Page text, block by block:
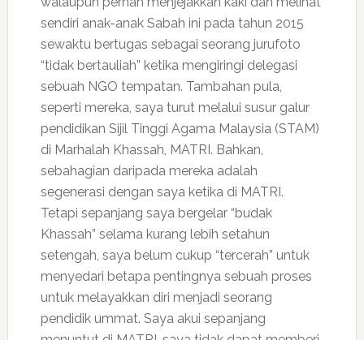
sendiri anak-anak Sabah ini pada tahun 2015
sewaktu bertugas sebagai seorang jurufoto
“tidak bertauliah” ketika mengiringi delegasi
sebuah NGO tempatan. Tambahan pula,
seperti mereka, saya turut melalui susur galur
pendidikan Sijil Tinggi Agama Malaysia (STAM)
di Marhalah Khassah, MATRI. Bahkan,
sebahagian daripada mereka adalah
segenerasi dengan saya ketika di MATRI.
Tetapi sepanjang saya bergelar “budak
Khassah” selama kurang lebih setahun
setengah, saya belum cukup “tercerah” untuk
menyedari betapa pentingnya sebuah proses
untuk melayakkan diri menjadi seorang
pendidik ummat. Saya akui sepanjang